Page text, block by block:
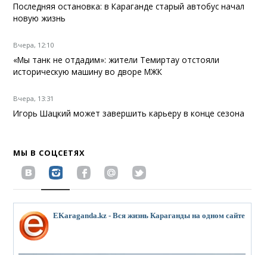
Последняя остановка: в Караганде старый автобус начал
новую жизнь
Вчера, 12:10
«Мы танк не отдадим»: жители Темиртау отстояли
историческую машину во дворе МЖК
Вчера, 13:31
Игорь Шацкий может завершить карьеру в конце сезона
МЫ В СОЦСЕТЯХ
EKaraganda.kz - Вся жизнь Караганды на одном сайте